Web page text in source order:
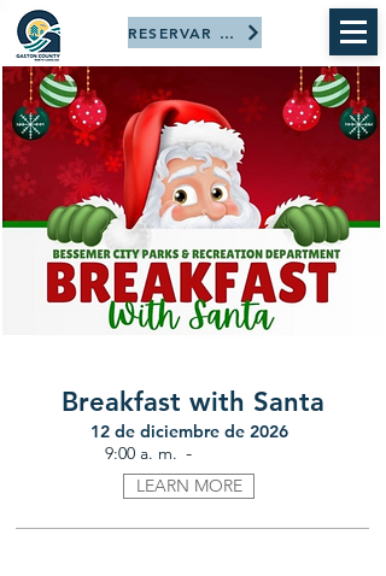
RESERVAR AHORA
Breakfast with Santa
12 de diciembre de 2026
9:00 a. m. -
LEARN MORE